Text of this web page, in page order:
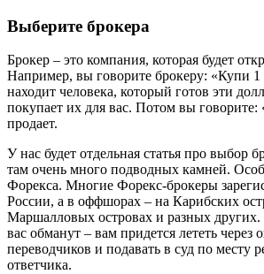
Выберите брокера
Брокер – это компания, которая будет
Например, вы говорите брокеру: «Купи 1
находит человека, который готов эти
покупает их для вас. Потом вы
продает.
У нас будет отдельная статья про выбор
там очень много подводных камней.
Форекса. Многие Форекс-брокеры
России, а в оффшорах – на Карибских
Маршалловых островах и разных
вас обманут – вам придется лететь через
переводчиков и подавать в суд по месту
ответчика.